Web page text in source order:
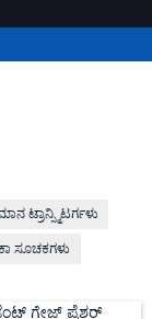
ಟ್ರಾನ್ಸ್ಮಿಟರ್ಗಳು
ಸೂಚಕಗಳು